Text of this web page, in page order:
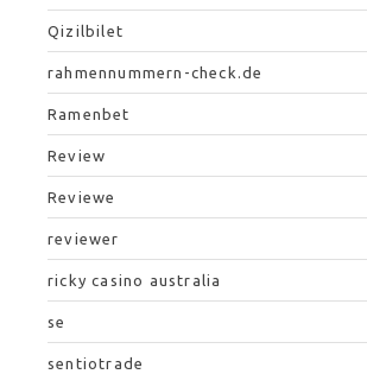
Qizilbilet
rahmennummern-check.de
Ramenbet
Review
Reviewe
reviewer
ricky casino australia
se
sentiotrade